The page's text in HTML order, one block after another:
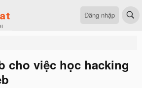
Đăng nhập
cho việc học hacking